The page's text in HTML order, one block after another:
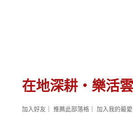
在地深耕‧樂活
加入好友 推薦此部落格 加入我的最愛